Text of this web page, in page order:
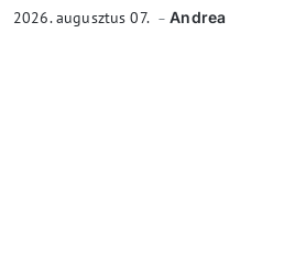
2026. augusztus 07. Andrea